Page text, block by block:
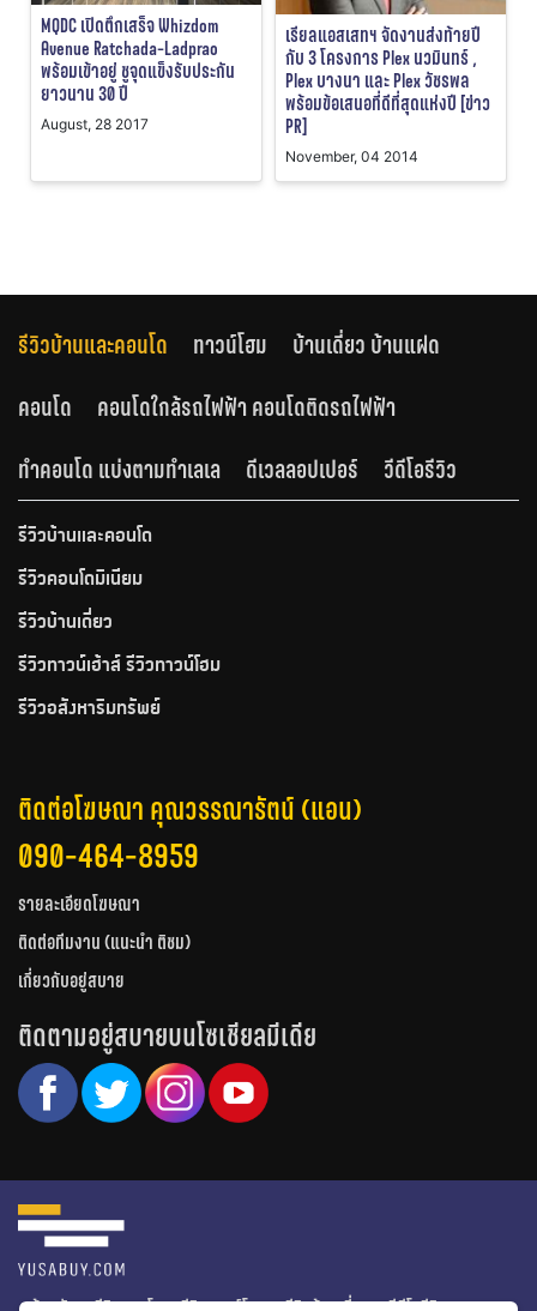
MQDC เปิดตึกเสร็จ Whizdom
Avenue Ratchada-Ladprao
พร้อมเข้าอยู่ ชูจุดแข็งรับประกัน
ยาวนาน 30 ปี
August, 28 2017
เรียลแอสเสทฯ จัดงานส่งท้ายปี
กับ 3 โครงการ Plex นวมินทร์ ,
Plex บางนา และ Plex วัชรพล
พร้อมข้อเสนอที่ดีที่สุดแห่งปี [ข่าว
PR]
November, 04 2014
รีวิวบ้านและคอนโด ทาวน์โฮม
บ้านเดี่ยว บ้านแฝด
คอนโด
คอนโดใกล้รถไฟฟ้า คอนโดติดรถไฟฟ้า
ทำคอนโด แบ่งตามทำเลเล
ดีเวลลอปเปอร์ วีดีโอรีวิว
รีวิวบ้านและคอนโด
รีวิวคอนโดมิเนียม
รีวิวบ้านเดี่ยว
รีวิวทาวน์เฮ้าส์ รีวิวทาวน์โฮม
รีวิวอสังหาริมทรัพย์
ติดต่อโฆษณา คุณวรรณารัตน์ (แอน)
090-464-8959
รายละเอียดโฆษณา
ติดต่อทีมงาน (แนะนำ ติชม)
เกี่ยวกับอยู่สบาย
ติดตามอยู่สบายบนโซเชียลมีเดีย